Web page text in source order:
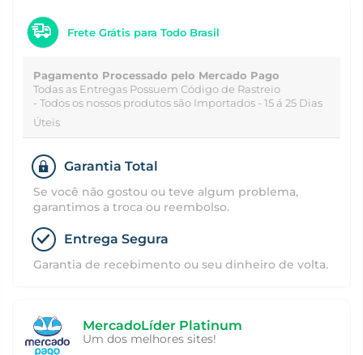
Frete Grátis para Todo Brasil
Pagamento Processado pelo Mercado Pago
Todas as Entregas Possuem Código de Rastreio
- Todos os nossos produtos são Importados - 15 á 25 Dias
Úteis
Garantia Total
Se você não gostou ou teve algum problema,
garantimos a troca ou reembolso.
Entrega Segura
Garantia de recebimento ou seu dinheiro de volta.
MercadoLíder Platinum
Um dos melhores sites!